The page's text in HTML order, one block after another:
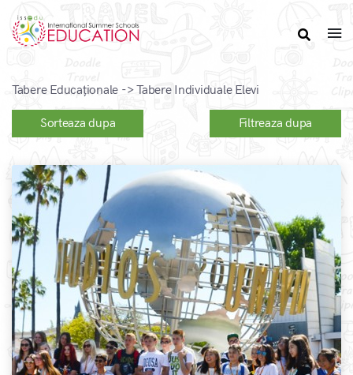
Tabere Educaționale -> Tabere Individuale Elevi
Sorteaza dupa Filtreaza dupa